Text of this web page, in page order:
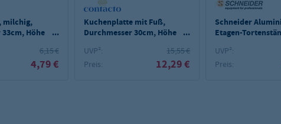
milchig,
Höhe
6,15 €
4,79 €
Kuchenplatte mit Fuß,
Durchmesser 30cm, Höhe
UVP²:
15,55 €
Preis:
12,29 €
Schneider
Etagen-
UVP²:
Preis: